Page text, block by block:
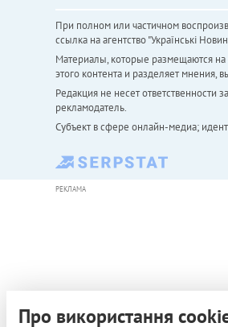
При полном или частичном
ссылка на агентство "Українськi
Материалы, которые размещаются на
этого контента и разделяет мнения,
Редакция не несет ответственности
рекламодатель.
Субъект в сфере онлайн-медиа;
РЕКЛАМА
Про використання